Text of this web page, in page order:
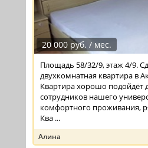
20 000 руб. / мес.
Площадь 58/32/9, этаж 4/9.
двухкомнатная квартира в
Квартира хорошо подойдёт
сотрудников нашего
комфортного проживания,
Ква ...
Алина